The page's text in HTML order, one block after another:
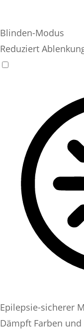
Blinden-Modus
Reduziert
Epilepsie-sicherer
Dämpft Farben